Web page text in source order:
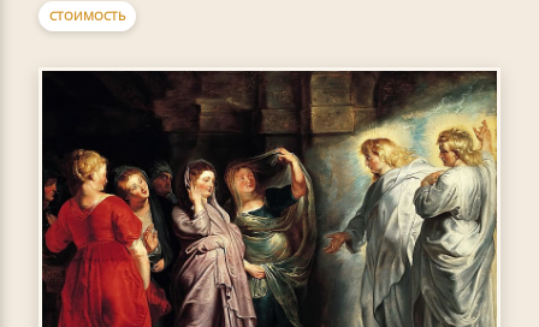
СТОИМОСТЬ